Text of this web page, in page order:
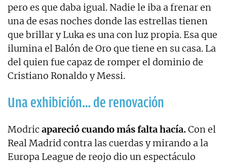
pero es que daba igual. Nadie le iba a frenar en
una de esas noches donde las estrellas tienen
que brillar y Luka es una con luz propia. Esa que
ilumina el Balón de Oro que tiene en su casa. La
del quien fue capaz de romper el dominio de
Cristiano Ronaldo y Messi.
Una exhibición… de renovación
Modricapareció cuando más falta hacía.Con el
Real Madrid contra las cuerdas y mirando a la
Europa League de reojo dio un espectáculo